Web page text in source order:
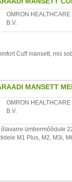
OMRON
B.V.
Cuff mansett, mis
aparaatidele.
6 kuud. MANSETT
OMRON
B.V.
ümbermõõdule
M1 Plus, M2, M3i,
www.mefo.ee